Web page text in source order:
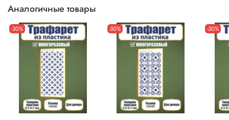
Аналогичные товары
-30% -30% -30%